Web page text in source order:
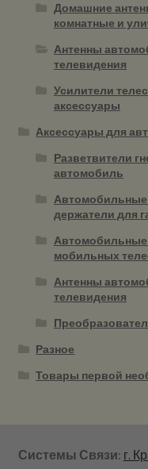
Домашние
комнатные и
Антенны
телевидения
Усилители
аксессуары
Аксессуары для
Разветвители
автомобиль
Автомобильные
держатели для
Автомобильные
мобильных
Антенны
телевидения
Разное
Товары первой
Системы Связи: г.